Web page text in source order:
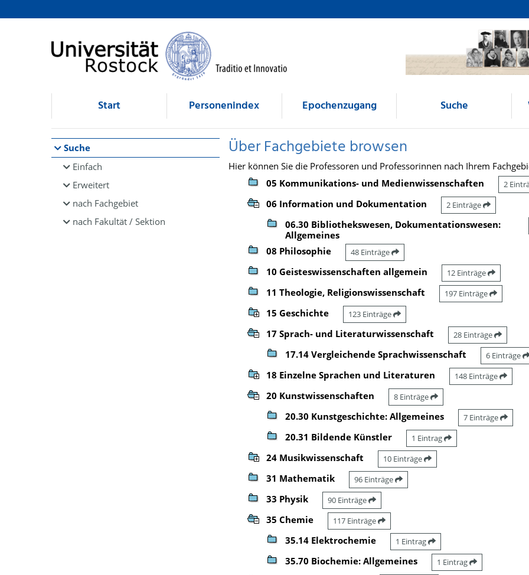
Browsen
direkt zum Inhalt
Start Personenindex Epochenzugang Suche
Suche
Einfach
Erweitert
nach Fachgebiet
nach Fakultät / Sektion
Über Fachgebiete browsen
Hier können Sie die Professoren und Professorinnen nach Ihrem
05 Kommunikations- und Medienwissenschaften
2
06 Information und Dokumentation 2 Einträge
06.30 Bibliothekswesen, Dokumentationswesen:
Allgemeines
08 Philosophie 48 Einträge
10 Geisteswissenschaften allgemein 12 Einträge
11 Theologie, Religionswissenschaft 197 Einträge
15 Geschichte 123 Einträge
17 Sprach- und Literaturwissenschaft 28 Einträge
17.14 Vergleichende Sprachwissenschaft 6 Einträge
18 Einzelne Sprachen und Literaturen 148 Einträge
20 Kunstwissenschaften 8 Einträge
20.30 Kunstgeschichte: Allgemeines 7 Einträge
20.31 Bildende Künstler 1 Eintrag
24 Musikwissenschaft 10 Einträge
31 Mathematik 96 Einträge
33 Physik 90 Einträge
35 Chemie 117 Einträge
35.14 Elektrochemie 1 Eintrag
35.70 Biochemie: Allgemeines 1 Eintrag